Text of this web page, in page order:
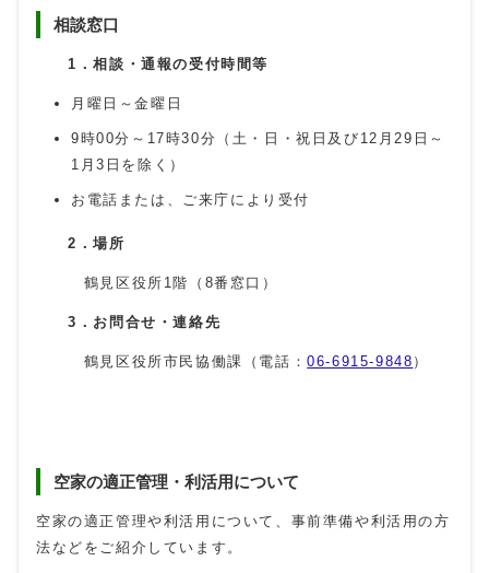
相談窓口
1．相談・通報の受付時間等
月曜日～金曜日
9時00分～17時30分（土・日・祝日及び12月29日～
1月3日を除く）
お電話または、ご来庁により受付
2．場所
鶴見区役所1階（8番窓口）
3．お問合せ・連絡先
鶴見区役所市民協働課（電話：06-6915-9848 ）
空家の適正管理・利活用について
空家の適正管理や利活用について、事前準備や利活用の方
法などをご紹介しています。